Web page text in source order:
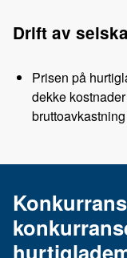
Drift av
Prisen på
dekke